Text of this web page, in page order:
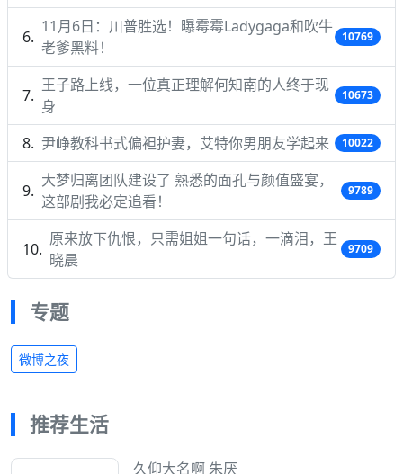
11月6日：川普胜选！曝霉霉Ladygaga和吹牛
老爹黑料！
10769
王子路上线，一位真正理解何知南的人终于现
身
10673
尹峥教科书式偏袒护妻，艾特你男朋友学起来 10022
大梦归离团队建设了 熟悉的面孔与颜值盛宴，
这部剧我必定追看！
9789
原来放下仇恨，只需姐姐一句话，一滴泪，王
晓晨
9709
专题
微博之夜
推荐生活
久仰大名啊 朱厌